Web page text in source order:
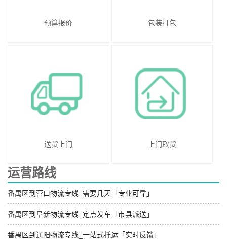
预算报价 包装打包
送货上门 上门取货
运营路线
番禺区到营口物流专线_需要几天「专业可靠」
番禺区到阜新物流专线_定点发车「市县派送」
番禺区到辽阳物流专线_一站式托运「实时反馈」